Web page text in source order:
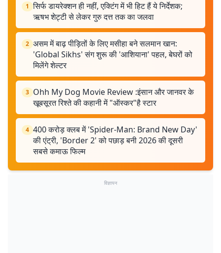
1 सिर्फ डायरेक्शन ही नहीं, एक्टिंग में भी हिट हैं ये निर्देशक;
ऋषभ शेट्टी से लेकर गुरु दत्त तक का जलवा
2 असम में बाढ़ पीड़ितों के लिए मसीहा बने सलमान खान:
'Global Sikhs' संग शुरू की 'आशियाना' पहल, बेघरों को
मिलेंगे शेल्टर
3 Ohh My Dog Movie Review :इंसान और जानवर के
खूबसूरत रिश्ते की कहानी में "ऑस्कर"है स्टार
4 400 करोड़ क्लब में 'Spider-Man: Brand New Day'
की एंट्री, 'Border 2' को पछाड़ बनी 2026 की दूसरी
सबसे कमाऊ फिल्म
विज्ञापन